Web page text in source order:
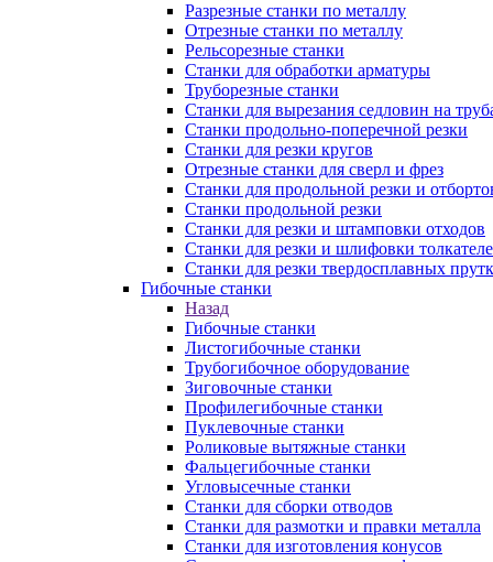
Разрезные станки по металлу
Отрезные станки по металлу
Рельсорезные станки
Станки для обработки арматуры
Труборезные станки
Станки для вырезания седловин на
Станки продольно-поперечной резки
Станки для резки кругов
Отрезные станки для сверл и фрез
Станки для продольной резки и
Станки продольной резки
Станки для резки и штамповки отходов
Станки для резки и шлифовки
Станки для резки твердосплавных
Гибочные станки
Назад
Гибочные станки
Листогибочные станки
Трубогибочное оборудование
Зиговочные станки
Профилегибочные станки
Пуклевочные станки
Роликовые вытяжные станки
Фальцегибочные станки
Угловысечные станки
Станки для сборки отводов
Станки для размотки и правки металла
Станки для изготовления конусов